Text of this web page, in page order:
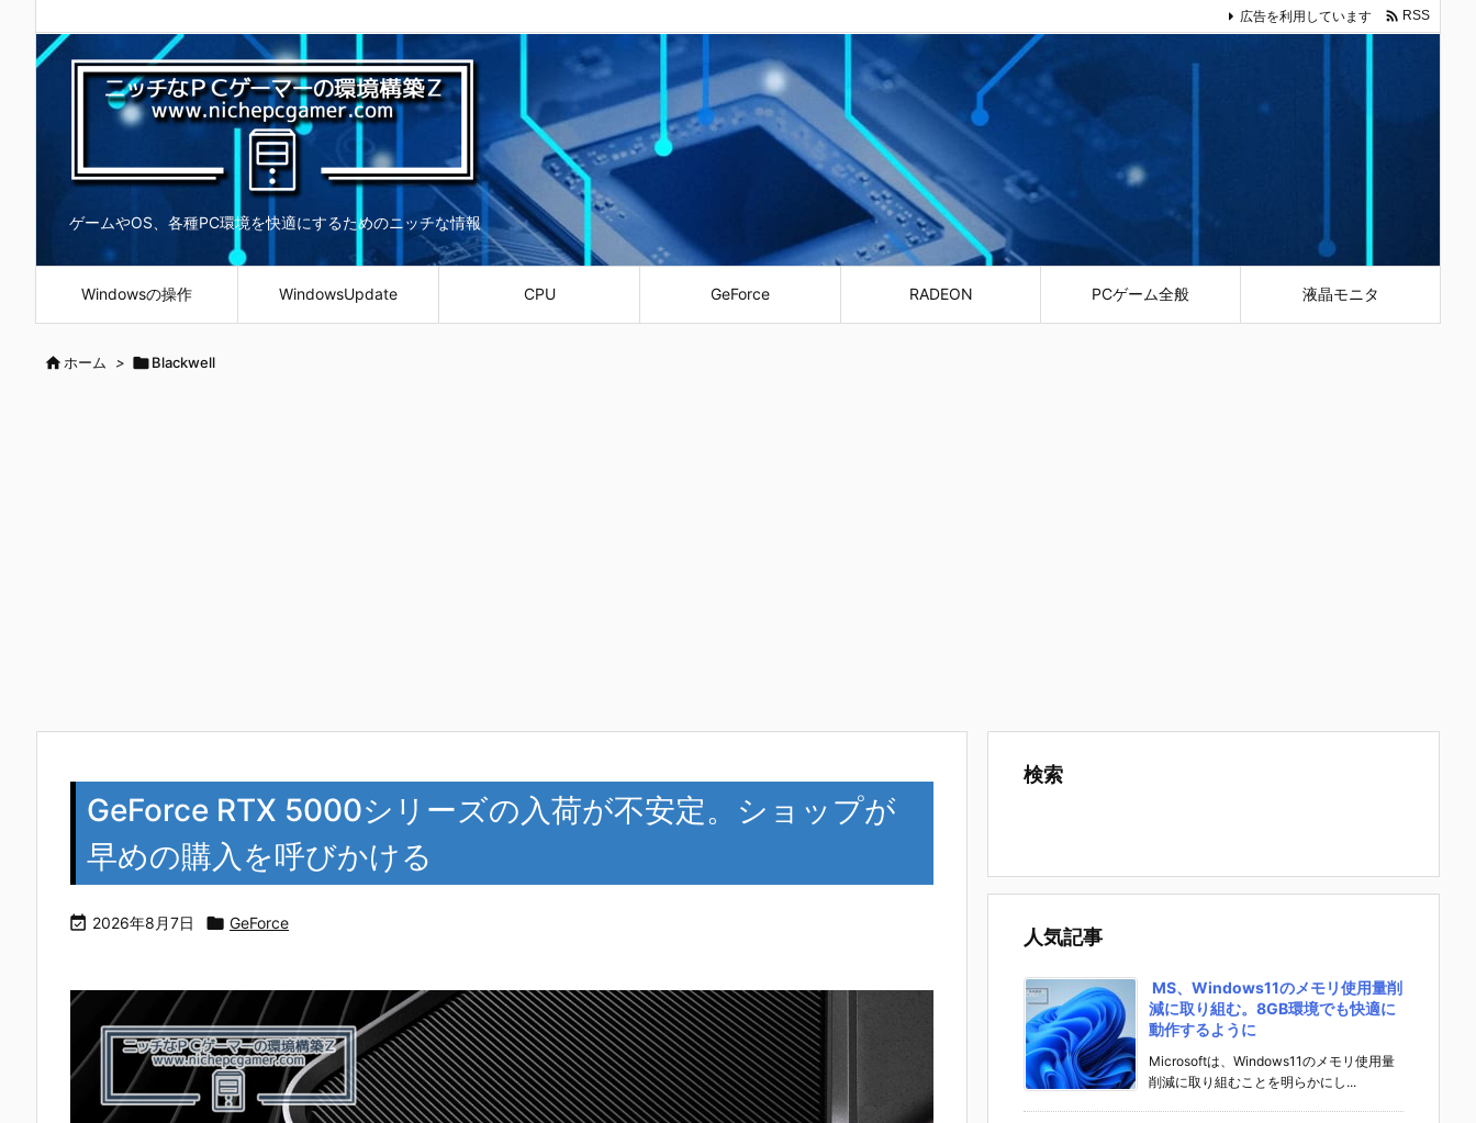
ゲームやOS、各種PC環境を快適にするためのニッチな情報
Windowsの操作 WindowsUpdate CPU GeForce RADEON PCゲーム全般 液晶モニタ
広告を利用しています  RSS
ホーム > Blackwell
GeForce RTX 5000シリーズの入荷が不安定。ショップが
早めの購入を呼びかける
 2026年8月7日  GeForce
検索
人気記事
MS、Windows11のメモリ使用量削
減に取り組む。8GB環境でも快適に
動作するように
Microsoftは、Windows11のメモリ使用量
削減に取り組むことを明らかにし...